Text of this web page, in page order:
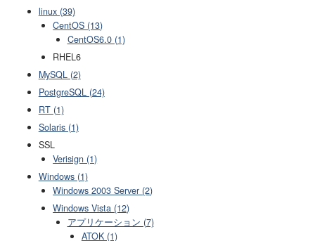
linux (39)
CentOS (13)
CentOS6.0 (1)
RHEL6
MySQL (2)
PostgreSQL (24)
RT (1)
Solaris (1)
SSL
Verisign (1)
Windows (1)
Windows 2003 Server (2)
Windows Vista (12)
アプリケーション (7)
ATOK (1)